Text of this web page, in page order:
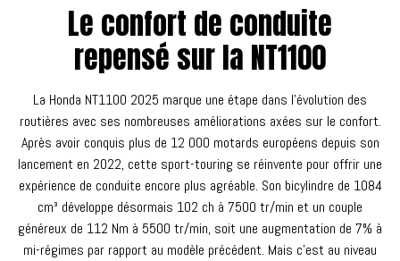
Le confort de conduite
repensé sur la NT1100
La Honda NT1100 2025 marque une étape dans l'évolution des
routières avec ses nombreuses améliorations axées sur le confort.
Après avoir conquis plus de 12 000 motards européens depuis son
lancement en 2022, cette sport-touring se réinvente pour offrir une
expérience de conduite encore plus agréable. Son bicylindre de 1084
cm³ développe désormais 102 ch à 7500 tr/min et un couple
généreux de 112 Nm à 5500 tr/min, soit une augmentation de 7% à
mi-régimes par rapport au modèle précédent. Mais c'est au niveau